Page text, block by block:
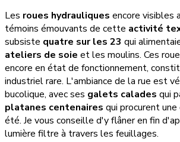
Les roues hydrauliques encore visibles
témoins émouvants de cette activité
subsiste quatre sur les 23 qui
ateliers de soie et les moulins. Ces
encore en état de fonctionnement,
industriel rare. L'ambiance de la rue est
bucolique, avec ses galets calades qui
platanes centenaires qui procurent
été. Je vous conseille d'y flâner en fin
lumière filtre à travers les feuillages.